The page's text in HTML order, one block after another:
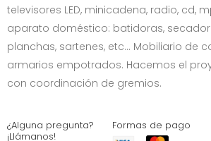
televisores LED, minicadena, radio, cd,
aparato doméstico: batidoras,
planchas, sartenes, etc... Mobiliario de
armarios empotrados. Hacemos el
con coordinación de gremios.
¿Alguna pregunta?
¡Llámanos!
Formas de pago